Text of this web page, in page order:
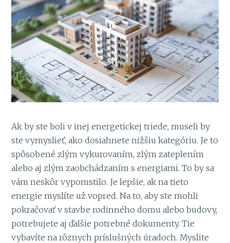
Ak by ste boli v inej energetickej triede, museli by
ste vymyslieť, ako dosiahnete nižšiu kategóriu. Je to
spôsobené zlým vykurovaním, zlým zateplením
alebo aj zlým zaobchádzaním s energiami. To by sa
vám neskôr vypomstilo. Je lepšie, ak na tieto
energie myslíte už vopred.Na to, aby ste mohli
pokračovať v stavbe rodinného domu alebo budovy,
potrebujete aj ďalšie potrebné dokumenty. Tie
vybavíte na rôznych príslušných úradoch. Myslite